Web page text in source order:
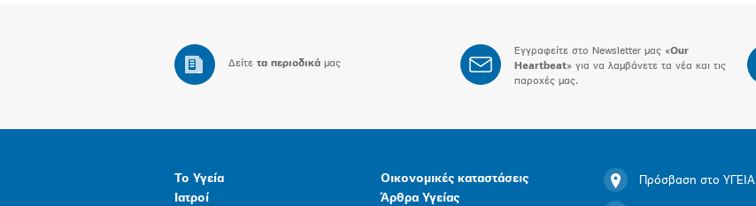
Δείτε τα περιοδικά μας
Εγγραφείτε στο Newsletter μας «Our
Heartbeat» για να λαμβάνετε τα νέα και τις
παροχές μας.
Το Υγεία
Ιατροί
Οικονομικές καταστάσεις
Άρθρα Υγείας
Πρόσβαση στο ΥΓΕΙΑ